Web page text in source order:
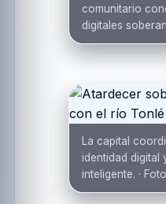
comunitario
digitales
La capital
identidad digital
inteligente. ·